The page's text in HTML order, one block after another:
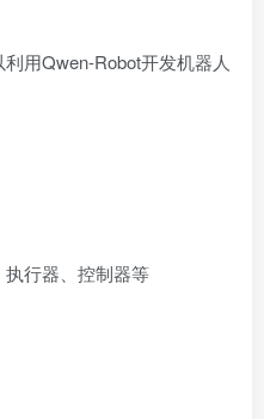
用Qwen-Robot开发机器人
行器、控制器等